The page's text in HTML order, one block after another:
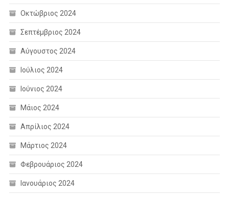
Οκτώβριος 2024
Σεπτέμβριος 2024
Αύγουστος 2024
Ιούλιος 2024
Ιούνιος 2024
Μάιος 2024
Απρίλιος 2024
Μάρτιος 2024
Φεβρουάριος 2024
Ιανουάριος 2024